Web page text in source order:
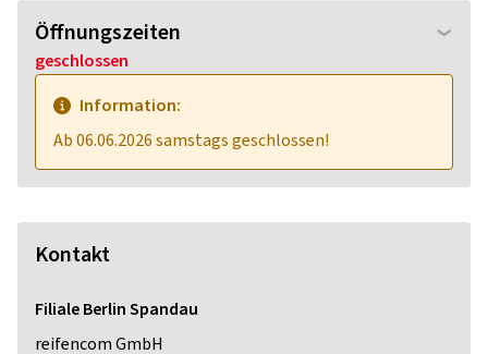
Öffnungszeiten
geschlossen
Information:
Ab 06.06.2026 samstags geschlossen!
Kontakt
Filiale Berlin Spandau
reifencom GmbH